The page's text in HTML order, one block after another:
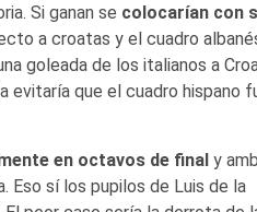
Si ganan se colocarían con
a croatas y el cuadro
goleada de los italianos a
evitaría que el cuadro hispano
en octavos de finaly
Eso sí los pupilos de Luis de la